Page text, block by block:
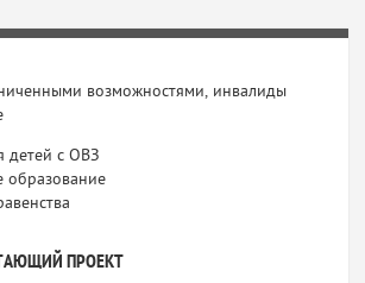
возможностями, инвалиды
детей с ОВЗ
образование
ПРОЕКТ